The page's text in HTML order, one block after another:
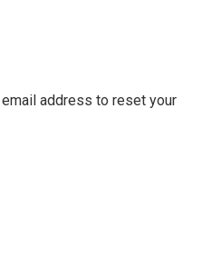
address to reset your